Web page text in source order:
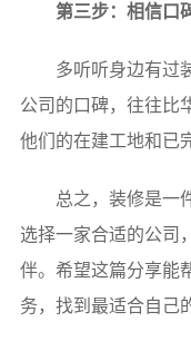
第三步：相信口
多听听身边有过
公司的口碑，往往比
他们的在建工地和已
总之，装修是一
选择一家合适的公司
伴。希望这篇分享能
务，找到最适合自己